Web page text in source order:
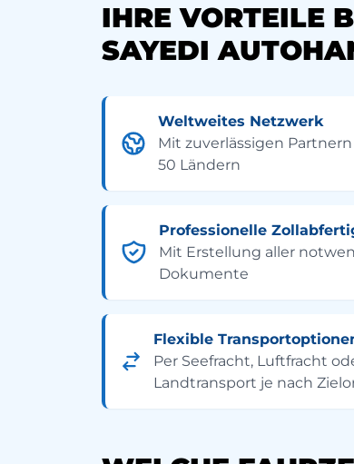
IHRE VORTEILE
SAYEDI
Weltweites Netzwerk
Mit zuverlässigen
50 Ländern
Professionelle
Mit Erstellung aller
Dokumente
Flexible
Per Seefracht, Luftfracht
Landtransport je nach